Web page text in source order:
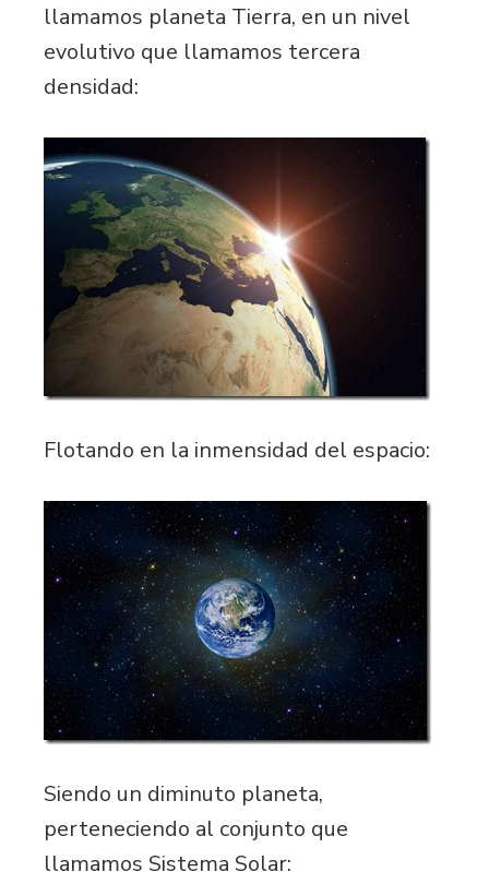
llamamos planeta Tierra, en un nivel
evolutivo que llamamos tercera
densidad:
Flotando en la inmensidad del espacio:
Siendo un diminuto planeta,
perteneciendo al conjunto que
llamamos Sistema Solar: